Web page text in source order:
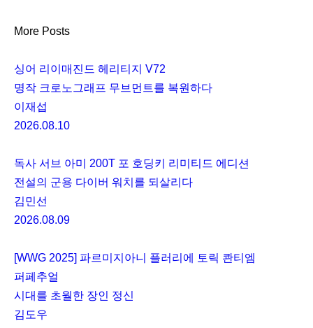
More Posts
싱어 리이매진드 헤리티지 V72
명작 크로노그래프 무브먼트를 복원하다
이재섭
2026.08.10
독사 서브 아미 200T 포 호딩키 리미티드 에디션
전설의 군용 다이버 워치를 되살리다
김민선
2026.08.09
[WWG 2025] 파르미지아니 플러리에 토릭 콴티엠
퍼페추얼
시대를 초월한 장인 정신
김도우